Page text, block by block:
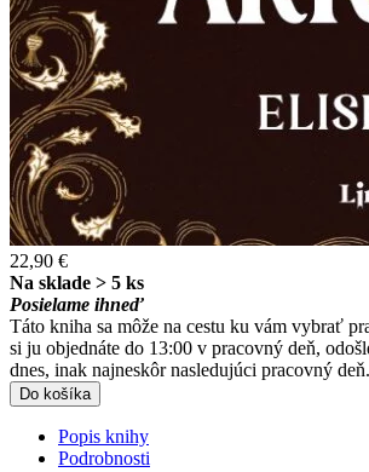
22,90 €
Na sklade > 5 ks
Posielame ihneď
Táto kniha sa môže na cestu ku vám vybrať
si ju objednáte do 13:00 v pracovný deň,
dnes, inak najneskôr nasledujúci pracovný deň.
Do košíka
Popis knihy
Podrobnosti